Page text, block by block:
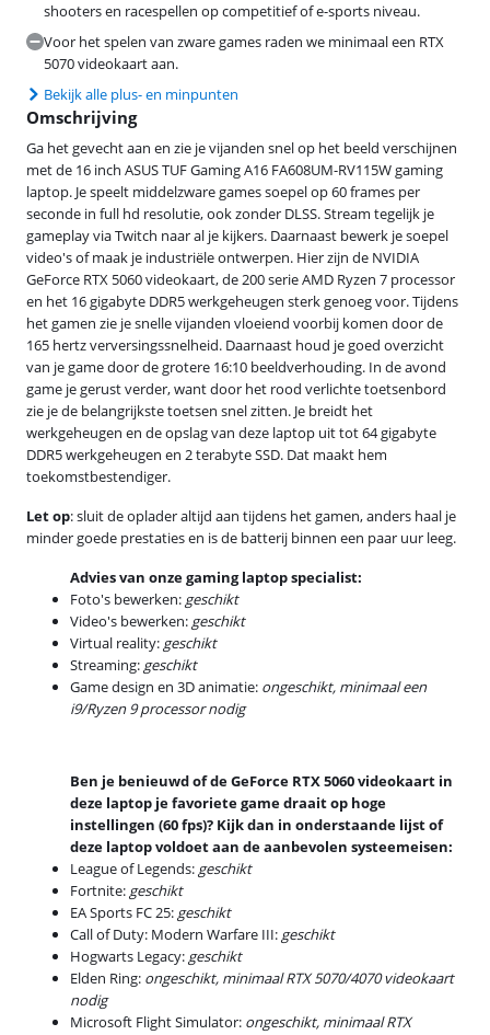
shooters en racespellen op competitief of e-sports niveau.
Voor het spelen van zware games raden we minimaal een RTX
5070 videokaart aan.
Bekijk alle plus- en minpunten
Omschrijving
Ga het gevecht aan en zie je vijanden snel op het beeld verschijnen
met de 16 inch ASUS TUF Gaming A16 FA608UM-RV115W gaming
laptop. Je speelt middelzware games soepel op 60 frames per
seconde in full hd resolutie, ook zonder DLSS. Stream tegelijk je
gameplay via Twitch naar al je kijkers. Daarnaast bewerk je soepel
video's of maak je industriële ontwerpen. Hier zijn de NVIDIA
GeForce RTX 5060 videokaart, de 200 serie AMD Ryzen 7 processor
en het 16 gigabyte DDR5 werkgeheugen sterk genoeg voor. Tijdens
het gamen zie je snelle vijanden vloeiend voorbij komen door de
165 hertz verversingssnelheid. Daarnaast houd je goed overzicht
van je game door de grotere 16:10 beeldverhouding. In de avond
game je gerust verder, want door het rood verlichte toetsenbord
zie je de belangrijkste toetsen snel zitten. Je breidt het
werkgeheugen en de opslag van deze laptop uit tot 64 gigabyte
DDR5 werkgeheugen en 2 terabyte SSD. Dat maakt hem
toekomstbestendiger.
Let op: sluit de oplader altijd aan tijdens het gamen, anders haal je
minder goede prestaties en is de batterij binnen een paar uur leeg.
Advies van onze gaming laptop specialist:
Foto's bewerken: geschikt
Video's bewerken: geschikt
Virtual reality: geschikt
Streaming: geschikt
Game design en 3D animatie: ongeschikt, minimaal een
i9/Ryzen 9 processor nodig
Ben je benieuwd of de GeForce RTX 5060 videokaart in
deze laptop je favoriete game draait op hoge
instellingen (60 fps)? Kijk dan in onderstaande lijst of
deze laptop voldoet aan de aanbevolen systeemeisen:
League of Legends: geschikt
Fortnite: geschikt
EA Sports FC 25: geschikt
Call of Duty: Modern Warfare III: geschikt
Hogwarts Legacy: geschikt
Elden Ring: ongeschikt, minimaal RTX 5070/4070 videokaart
nodig
Microsoft Flight Simulator: ongeschikt, minimaal RTX